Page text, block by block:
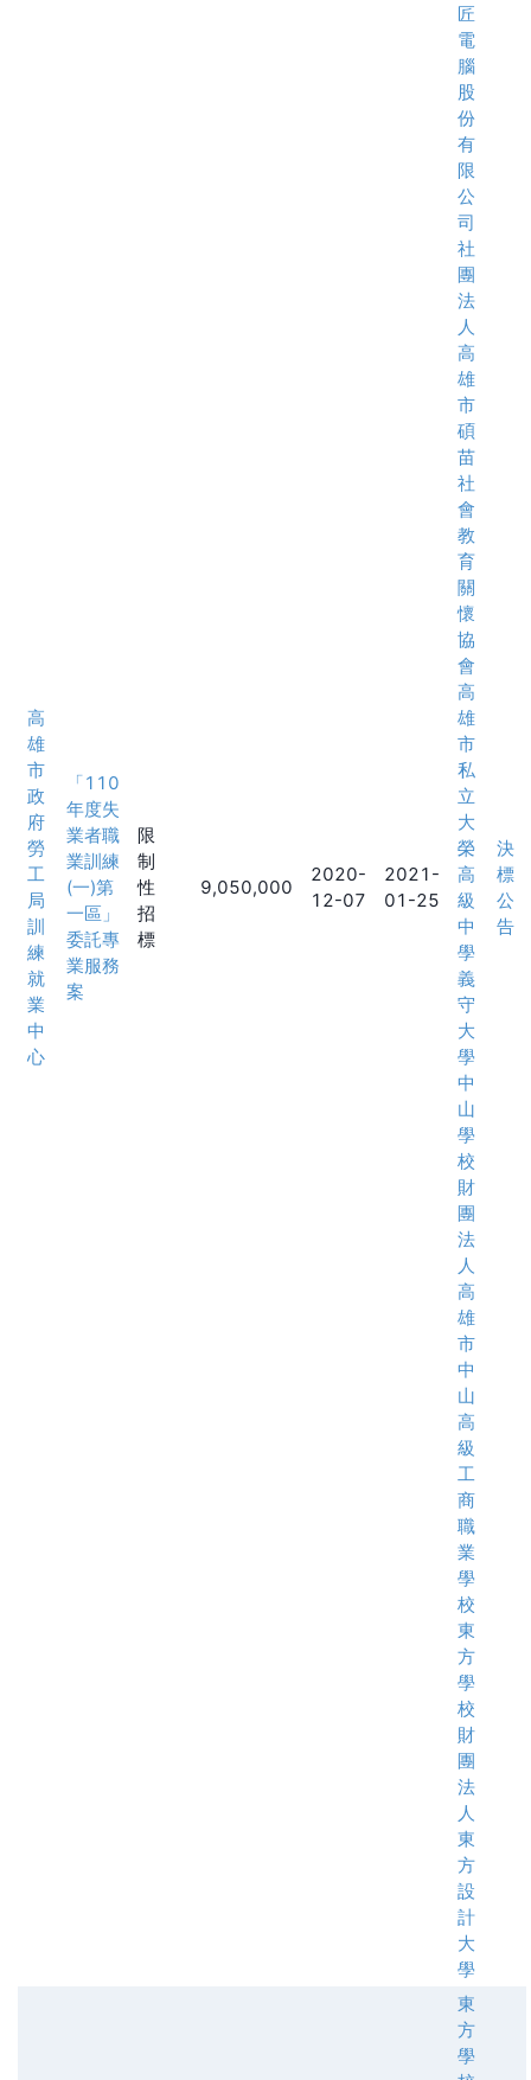
高
雄
市
政
府
勞
工
局
訓
練
就
業
中
心
「110
年度失
業者職
業訓練
(一)第
一區」
委託專
業服務
案
限
制
性
招
標
9,050,000
2020-
12-07
2021-
01-25
匠
電
腦
股
份
有
限
公
司
社
團
法
人
高
雄
市
碩
苗
社
會
教
育
關
懷
協
會
高
雄
市
私
立
大
榮
高
級
中
學
義
守
大
學
中
山
學
校
財
團
法
人
高
雄
市
中
山
高
級
工
商
職
業
學
校
東
方
學
校
財
團
法
人
東
方
設
計
大
學
決
標
公
告
東
方
學